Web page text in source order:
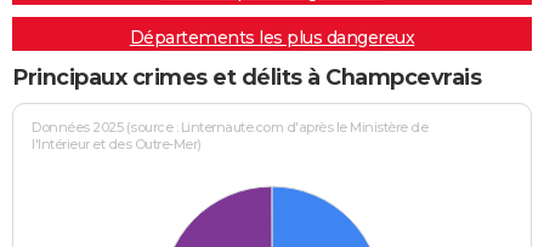
Départements les plus dangereux
Principaux crimes et délits à Champcevrais
Données 2025 (source : Linternaute.com d'après le Ministère de
l'Intérieur et des Outre-Mer)